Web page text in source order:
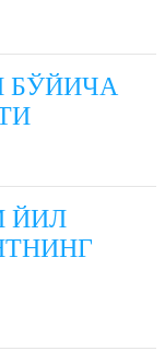
БЎЙИЧА
ЙИЛ